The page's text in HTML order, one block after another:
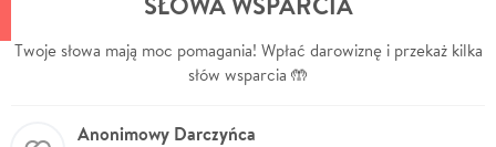
Twoje słowa mają moc pomagania! Wpłać darowiznę i przekaż kilka
słów wsparcia 🤲
Anonimowy Darczyńca